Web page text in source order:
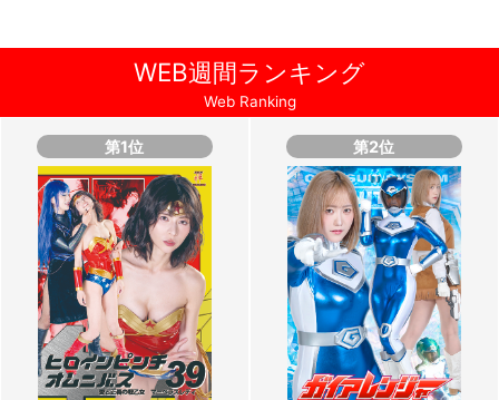
WEB週間ランキング
Web Ranking
第1位 第2位